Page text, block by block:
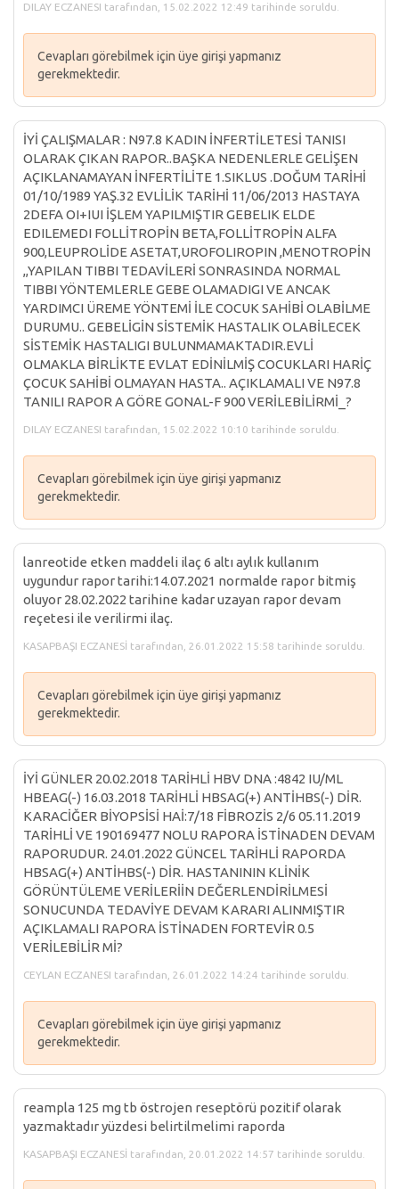
DILAY ECZANESI tarafından, 15.02.2022 12:49 tarihinde soruldu.
Cevapları görebilmek için üye girişi yapmanız
gerekmektedir.
İYİ ÇALIŞMALAR : N97.8 KADIN İNFERTİLETESİ TANISI
OLARAK ÇIKAN RAPOR..BAŞKA NEDENLERLE GELİŞEN
AÇIKLANAMAYAN İNFERTİLİTE 1.SIKLUS .DOĞUM TARİHİ
01/10/1989 YAŞ.32 EVLİLİK TARİHİ 11/06/2013 HASTAYA
2DEFA OI+IUI İŞLEM YAPILMIŞTIR GEBELIK ELDE
EDILEMEDI FOLLİTROPİN BETA,FOLLİTROPİN ALFA
900,LEUPROLİDE ASETAT,UROFOLIROPIN ,MENOTROPİN
,,YAPILAN TIBBI TEDAVİLERİ SONRASINDA NORMAL
TIBBI YÖNTEMLERLE GEBE OLAMADIGI VE ANCAK
YARDIMCI ÜREME YÖNTEMİ İLE COCUK SAHİBİ OLABİLME
DURUMU.. GEBELİGİN SİSTEMİK HASTALIK OLABİLECEK
SİSTEMİK HASTALIGI BULUNMAMAKTADIR.EVLİ
OLMAKLA BİRLİKTE EVLAT EDİNİLMİŞ COCUKLARI HARİÇ
ÇOCUK SAHİBİ OLMAYAN HASTA.. AÇIKLAMALI VE N97.8
TANILI RAPOR A GÖRE GONAL-F 900 VERİLEBİLİRMİ_?
DILAY ECZANESI tarafından, 15.02.2022 10:10 tarihinde soruldu.
Cevapları görebilmek için üye girişi yapmanız
gerekmektedir.
lanreotide etken maddeli ilaç 6 altı aylık kullanım
uygundur rapor tarihi:14.07.2021 normalde rapor bitmiş
oluyor 28.02.2022 tarihine kadar uzayan rapor devam
reçetesi ile verilirmi ilaç.
KASAPBAŞI ECZANESİ tarafından, 26.01.2022 15:58 tarihinde soruldu.
Cevapları görebilmek için üye girişi yapmanız
gerekmektedir.
İYİ GÜNLER 20.02.2018 TARİHLİ HBV DNA :4842 IU/ML
HBEAG(-) 16.03.2018 TARİHLİ HBSAG(+) ANTİHBS(-) DİR.
KARACİĞER BİYOPSİSİ HAİ:7/18 FİBROZİS 2/6 05.11.2019
TARİHLİ VE 190169477 NOLU RAPORA İSTİNADEN DEVAM
RAPORUDUR. 24.01.2022 GÜNCEL TARİHLİ RAPORDA
HBSAG(+) ANTİHBS(-) DİR. HASTANININ KLİNİK
GÖRÜNTÜLEME VERİLERİİN DEĞERLENDİRİLMESİ
SONUCUNDA TEDAVİYE DEVAM KARARI ALINMIŞTIR
AÇIKLAMALI RAPORA İSTİNADEN FORTEVİR 0.5
VERİLEBİLİR Mİ?
CEYLAN ECZANESI tarafından, 26.01.2022 14:24 tarihinde soruldu.
Cevapları görebilmek için üye girişi yapmanız
gerekmektedir.
reampla 125 mg tb östrojen reseptörü pozitif olarak
yazmaktadır yüzdesi belirtilmelimi raporda
KASAPBAŞI ECZANESİ tarafından, 20.01.2022 14:57 tarihinde soruldu.